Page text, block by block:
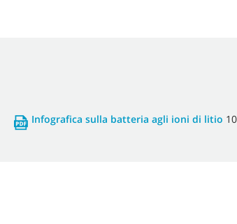
Infografica sulla batteria agli ioni di litio